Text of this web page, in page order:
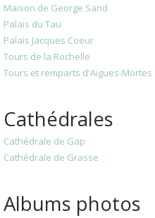
Maison de George Sand
Palais du Tau
Palais Jacques Coeur
Tours de la Rochelle
Tours et remparts d'Aigues-Mortes
Cathédrales
Cathédrale de Gap
Cathédrale de Grasse
Albums photos